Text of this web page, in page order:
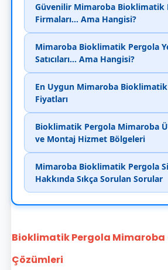
Güvenilir Mimaroba Bioklimatik
Firmaları... Ama Hangisi?
Mimaroba Bioklimatik Pergola
Satıcıları... Ama Hangisi?
En Uygun Mimaroba
Fiyatları
Bioklimatik Pergola Mimaroba
ve Montaj Hizmet Bölgeleri
Mimaroba Bioklimatik Pergola
Hakkında Sıkça Sorulan Sorular
Bioklimatik Pergola Mimaroba
Çözümleri